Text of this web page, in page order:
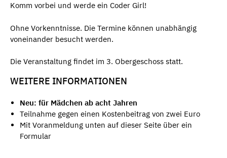
Komm vorbei und werde ein Coder Girl!
Ohne Vorkenntnisse. Die Termine können unabhängig
voneinander besucht werden.
Die Veranstaltung findet im 3. Obergeschoss statt.
WEITERE INFORMATIONEN
Neu: für Mädchen ab acht Jahren
Teilnahme gegen einen Kostenbeitrag von zwei Euro
Mit Voranmeldung unten auf dieser Seite über ein
Formular